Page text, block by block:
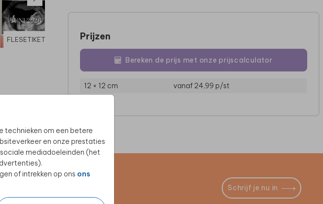
technieken om een betere
en onze prestaties
mediadoeleinden (het
of intrekken op ons ons
FLESETIKET AANKONDIGINGSKAART
Prijzen
Bereken de prijs met onze prijscalculator
12 × 12 cm vanaf 24,99 p/st
Schrijf je nu in